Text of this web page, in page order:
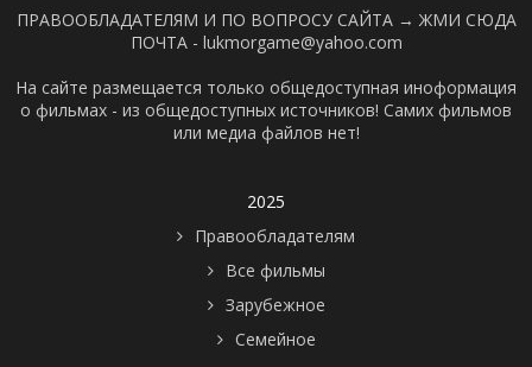
ПРАВООБЛАДАТЕЛЯМ И ПО ВОПРОСУ САЙТА → ЖМИ СЮДА
ПОЧТА - lukmorgame@yahoo.com
На сайте размещается только общедоступная иноформация
о фильмах - из общедоступных источников! Самих фильмов
или медиа файлов нет!
2025
Правообладателям
Все фильмы
Зарубежное
Семейное